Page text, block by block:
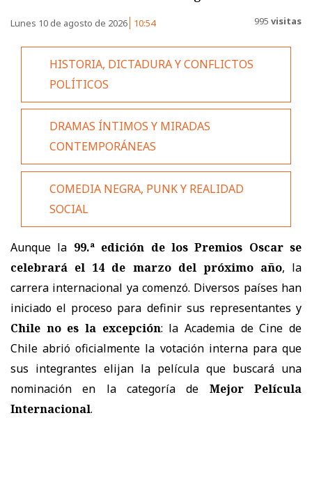
Lunes 10 de agosto de 2026 10:54 995 visitas
HISTORIA, DICTADURA Y CONFLICTOS
POLÍTICOS
DRAMAS ÍNTIMOS Y MIRADAS
CONTEMPORÁNEAS
COMEDIA NEGRA, PUNK Y REALIDAD
SOCIAL
Aunque la 99.ª edición de los Premios Oscar se
celebrará el 14 de marzo del próximo año, la
carrera internacional ya comenzó. Diversos países han
iniciado el proceso para definir sus representantes y
Chile no es la excepción: la Academia de Cine de
Chile abrió oficialmente la votación interna para que
sus integrantes elijan la película que buscará una
nominación en la categoría de Mejor Película
Internacional.